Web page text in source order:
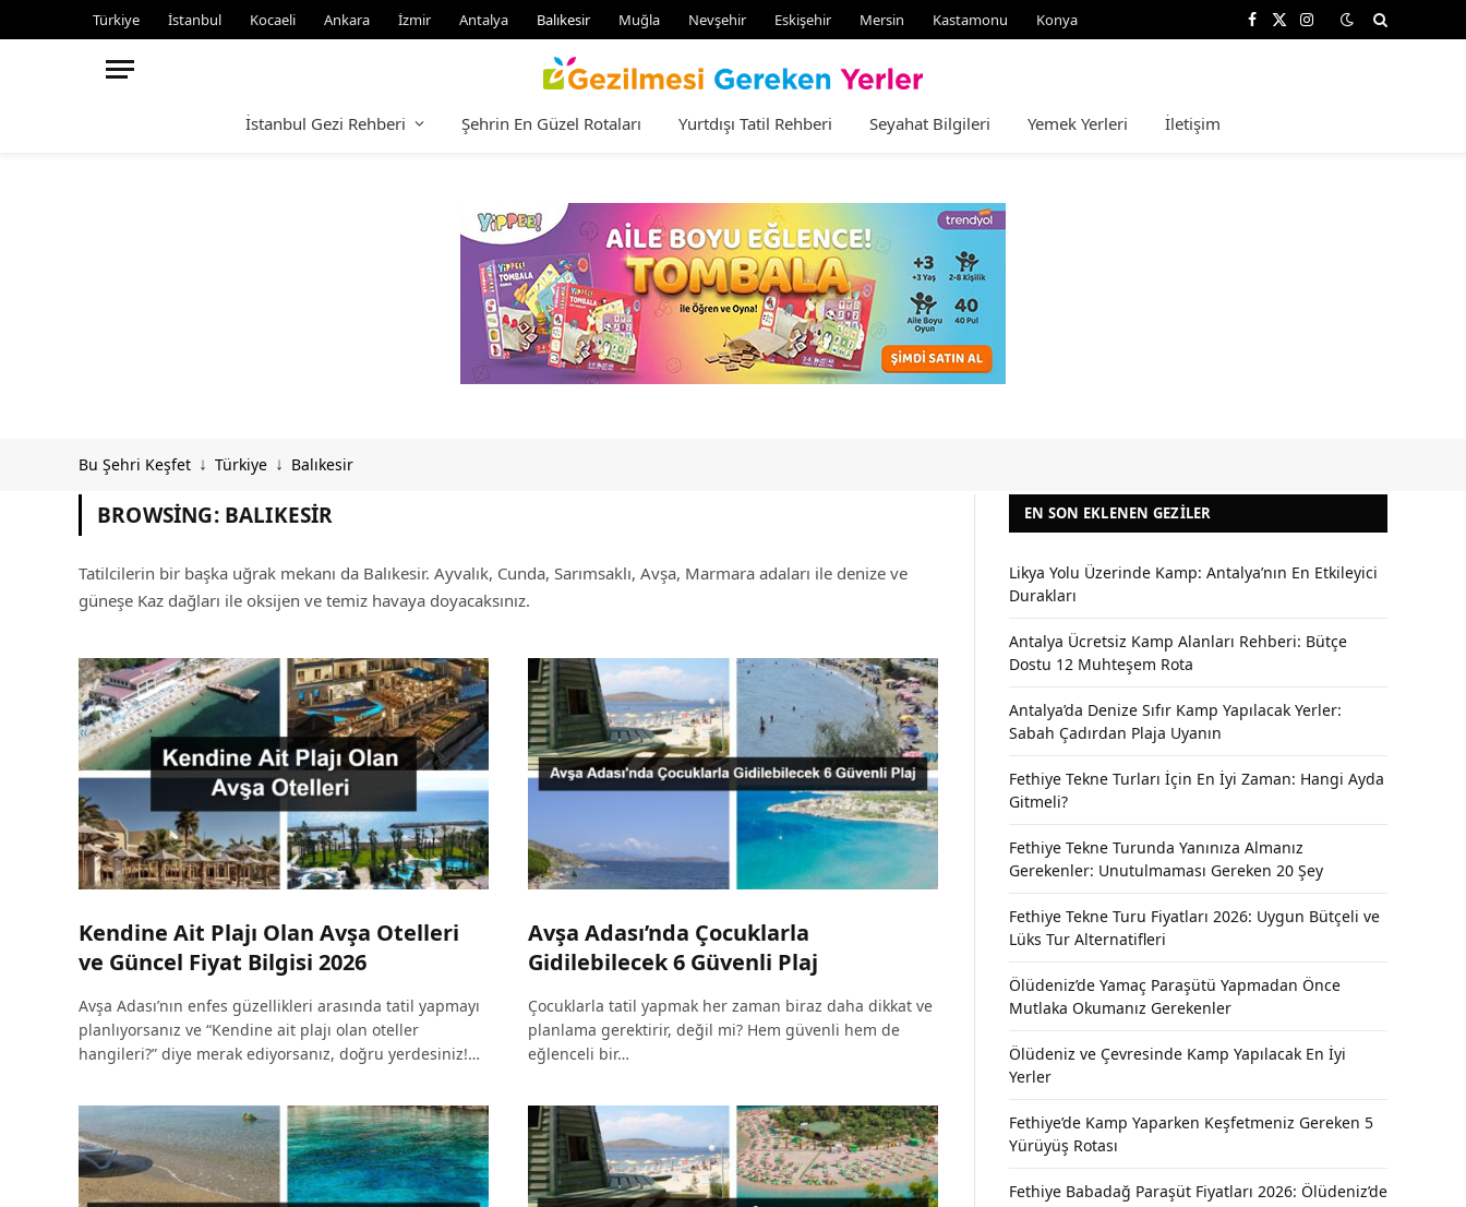
Türkiye İstanbul Kocaeli Ankara İzmir Antalya Balıkesir Muğla Nevşehir Eskişehir Mersin Kastamonu Konya Facebook
X
Instagram
İstanbul Gezi Rehberi Şehrin En Güzel Rotaları Yurtdışı Tatil Rehberi Seyahat Bilgileri Yemek Yerleri İletişim
Bu Şehri Keşfet ↓ Türkiye ↓ Balıkesir
BROWSING: BALIKESIR
Tatilcilerin bir başka uğrak mekanı da Balıkesir. Ayvalık, Cunda, Sarımsaklı, Avşa, Marmara adaları ile denize ve
güneşe Kaz dağları ile oksijen ve temiz havaya doyacaksınız.
Kendine Ait Plajı Olan Avşa Otelleri
ve Güncel Fiyat Bilgisi 2026
Avşa Adası’nın enfes güzellikleri arasında tatil yapmayı
planlıyorsanız ve “Kendine ait plajı olan oteller
hangileri?” diye merak ediyorsanız, doğru yerdesiniz!…
Avşa Adası’nda Çocuklarla
Gidilebilecek 6 Güvenli Plaj
Çocuklarla tatil yapmak her zaman biraz daha dikkat ve
planlama gerektirir, değil mi? Hem güvenli hem de
eğlenceli bir…
EN SON EKLENEN GEZILER
Likya Yolu Üzerinde Kamp: Antalya’nın En Etkileyici
Durakları
Antalya Ücretsiz Kamp Alanları Rehberi: Bütçe
Dostu 12 Muhteşem Rota
Antalya’da Denize Sıfır Kamp Yapılacak Yerler:
Sabah Çadırdan Plaja Uyanın
Fethiye Tekne Turları İçin En İyi Zaman: Hangi Ayda
Gitmeli?
Fethiye Tekne Turunda Yanınıza Almanız
Gerekenler: Unutulmaması Gereken 20 Şey
Fethiye Tekne Turu Fiyatları 2026: Uygun Bütçeli ve
Lüks Tur Alternatifleri
Ölüdeniz’de Yamaç Paraşütü Yapmadan Önce
Mutlaka Okumanız Gerekenler
Ölüdeniz ve Çevresinde Kamp Yapılacak En İyi
Yerler
Fethiye’de Kamp Yaparken Keşfetmeniz Gereken 5
Yürüyüş Rotası
Fethiye Babadağ Paraşüt Fiyatları 2026: Ölüdeniz’de